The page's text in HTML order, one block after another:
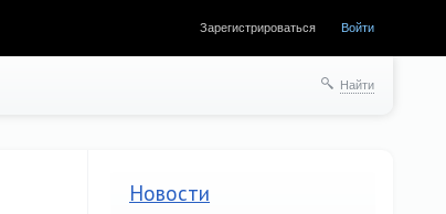
Зарегистрироваться Войти
Найти
Новости